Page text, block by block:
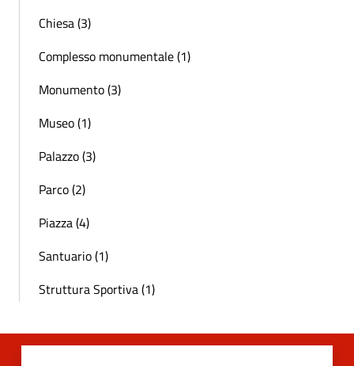
Chiesa (3)
Complesso monumentale (1)
Monumento (3)
Museo (1)
Palazzo (3)
Parco (2)
Piazza (4)
Santuario (1)
Struttura Sportiva (1)